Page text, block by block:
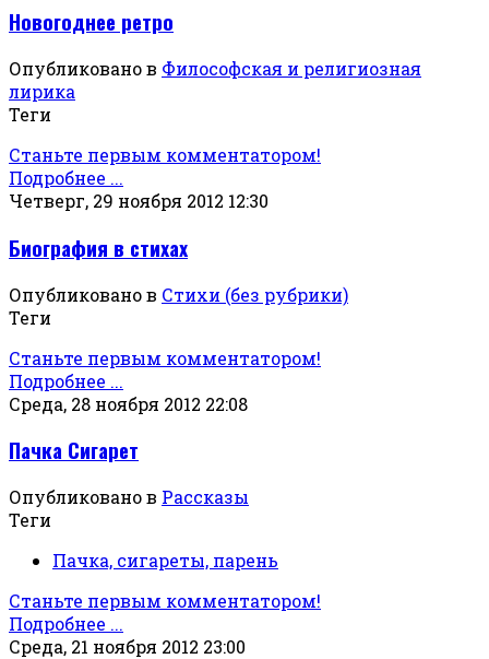
Новогоднее ретро
Опубликовано в Философская и религиозная
лирика
Теги
Станьте первым комментатором!
Подробнее ...
Четверг, 29 ноября 2012 12:30
Биография в стихах
Опубликовано в Стихи (без рубрики)
Теги
Станьте первым комментатором!
Подробнее ...
Среда, 28 ноября 2012 22:08
Пачка Сигарет
Опубликовано в Рассказы
Теги
Пачка, сигареты, парень
Станьте первым комментатором!
Подробнее ...
Среда, 21 ноября 2012 23:00